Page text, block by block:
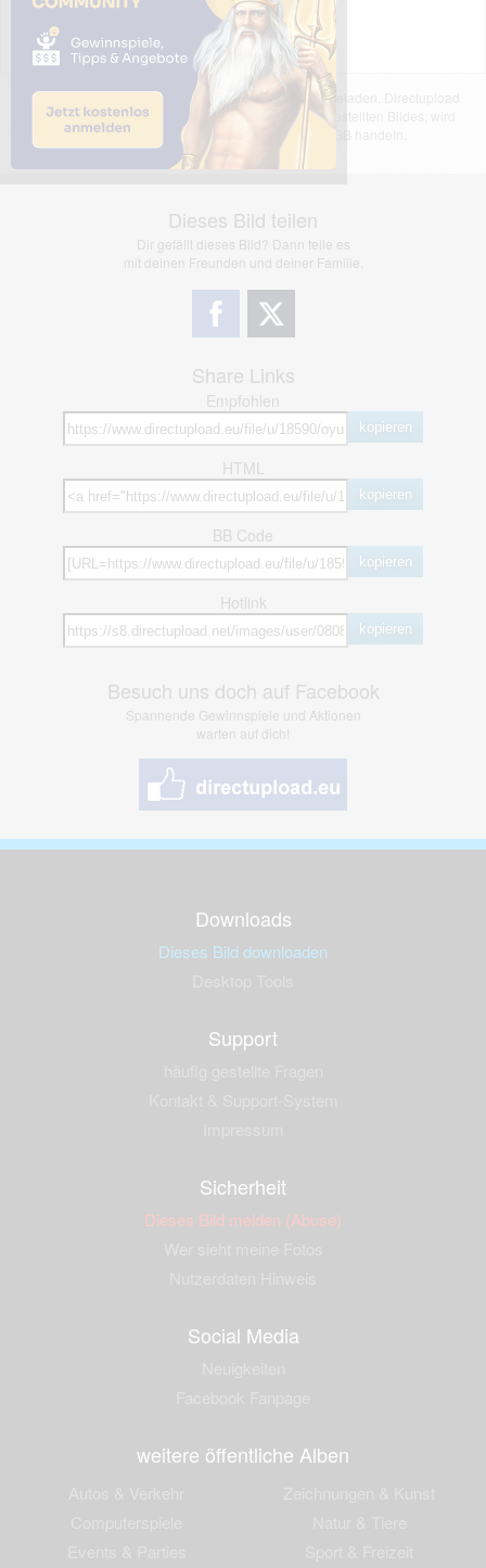
Das dargestellte Bild wurde von einem Nutzer hochgeladen. Directupload
übernimmt keinerlei Haftung für den Inhalt des dargestellten Bildes, wird
jedoch bei Verstößen nach §2(3) unserer AGB handeln.
Dieses Bild teilen
Dir gefällt dieses Bild? Dann teile es
mit deinen Freunden und deiner Familie.
Share Links
Empfohlen
kopieren
HTML
kopieren
BB Code
kopieren
Hotlink
kopieren
Besuch uns doch auf Facebook
Spannende Gewinnspiele und Aktionen
warten auf dich!
Downloads
Dieses Bild downloaden
Support
Sicherheit
Dieses Bild melden (Abuse)
Social Media
weitere öffentliche Alben